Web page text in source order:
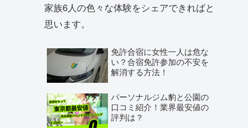
家族6人の色々な体験をシェアできればと
思います。
免許合宿に女性一人は危な
い？合宿免許参加の不安を
解消する方法！
パーソナルジム豹と公園の
口コミ紹介！業界最安値の
評判は？